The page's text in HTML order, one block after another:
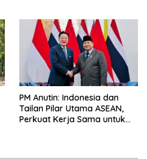
PM Anutin: Indonesia dan
Tailan Pilar Utama ASEAN,
Perkuat Kerja Sama untuk